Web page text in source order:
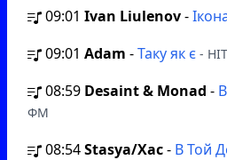
09:01 Ivan Liulenov-
09:01 Adam -Таку як є -
08:59 Desaint & Monad -
ФМ
08:54Stasya/Xас- В Той